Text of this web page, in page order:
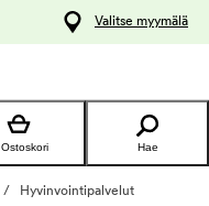
Valitse myymälä
Ostoskori Hae
Hyvinvointipalvelut